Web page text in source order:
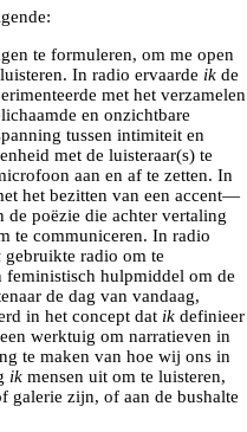
te formuleren, om me open
In radio ervaarde ik de
met het verzamelen
en onzichtbare
tussen intimiteit en
met de luisteraar(s) te
aan en af te zetten. In
het bezitten van een accent—
poëzie die achter vertaling
te communiceren. In radio
gebruikte radio om te
feministisch hulpmiddel om de
de dag van vandaag,
in het concept dat ik definieer
werktuig om narratieven in
te maken van hoe wij ons in
ik mensen uit om te luisteren,
galerie zijn, of aan de bushalte